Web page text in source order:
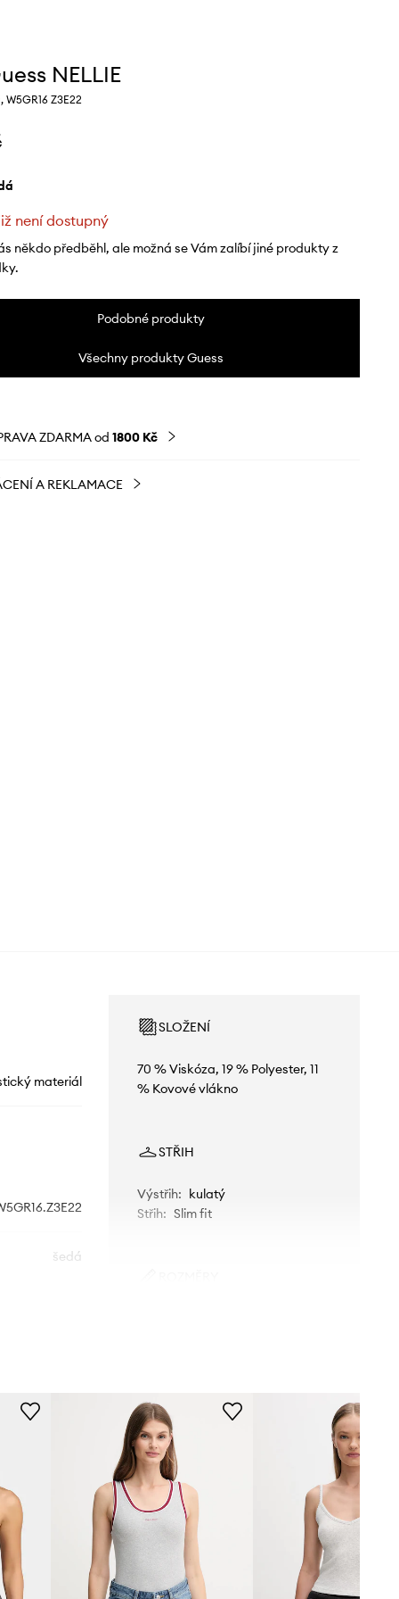
NELLIE
Z3E22
není dostupný
někdo předběhl, ale možná se Vám zalíbí jiné produkty z
Podobné produkty
Všechny produkty Guess
ZDARMA od 1800 Kč
A REKLAMACE
materiál
šedá
SLOŽENÍ
70 % Viskóza, 19 % Polyester, 11
% Kovové vlákno
STŘIH
Výstřih:
kulatý
Střih: Slim fit
běžně nosíte.
Tabulka velikosti